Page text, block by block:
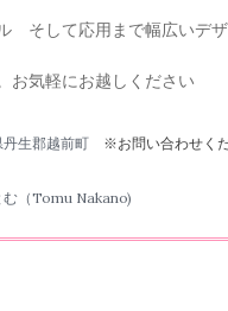
して応用まで幅広いデザ
お気軽にお越しください
丹生郡越前町 ※お問い合わせく
む（Tomu Nakano)